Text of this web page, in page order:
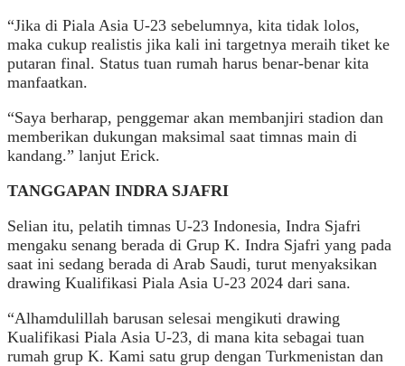
“Jika di Piala Asia U-23 sebelumnya, kita tidak lolos,
maka cukup realistis jika kali ini targetnya meraih tiket ke
putaran final. Status tuan rumah harus benar-benar kita
manfaatkan.
“Saya berharap, penggemar akan membanjiri stadion dan
memberikan dukungan maksimal saat timnas main di
kandang.” lanjut Erick.
TANGGAPAN INDRA SJAFRI
Selian itu, pelatih timnas U-23 Indonesia, Indra Sjafri
mengaku senang berada di Grup K. Indra Sjafri yang pada
saat ini sedang berada di Arab Saudi, turut menyaksikan
drawing Kualifikasi Piala Asia U-23 2024 dari sana.
“Alhamdulillah barusan selesai mengikuti drawing
Kualifikasi Piala Asia U-23, di mana kita sebagai tuan
rumah grup K. Kami satu grup dengan Turkmenistan dan